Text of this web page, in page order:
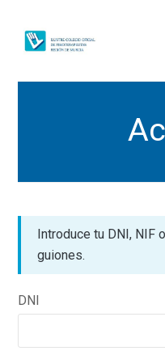
Introduce tu DNI, NIF
guiones.
DNI